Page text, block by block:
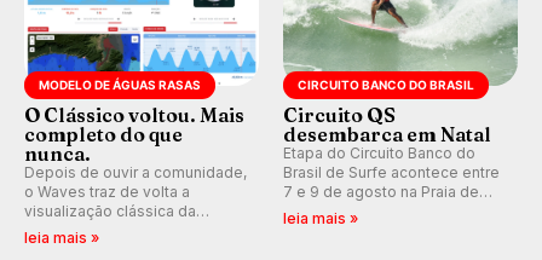
MODELO DE ÁGUAS RASAS
O Clássico voltou. Mais
completo do que
nunca.
Depois de ouvir a comunidade,
o Waves traz de volta a
visualização clássica da
previsão de águas rasas,
agora integrada à nova
leia mais »
CIRCUITO BANCO DO BRASIL
Circuito QS
desembarca em Natal
Etapa do Circuito Banco do
Brasil de Surfe acontece entre
7 e 9 de agosto na Praia de
Miami (RN), em disputas
válidas pelo Qualifying Series
leia mais »